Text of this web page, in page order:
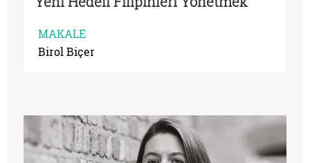
MAKALE
Birol Biçer